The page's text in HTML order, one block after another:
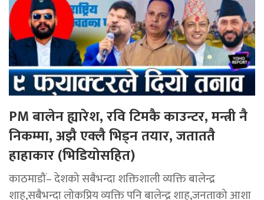
PM बालेन ह्यारेश, रवि टिमकै काउन्टर, मन्त्री नै
निकम्मा, अझै एक्लै भिड्न तयार, जताततै
हाहाकार (भिडियोसहित)
काठमाडौं– देशको सबैभन्दा शक्तिशाली व्यक्ति बालेन्द्र
शाह,सबैभन्दा लोकप्रिय व्यक्ति पनि बालेन्द्र शाह,जनताको आशा